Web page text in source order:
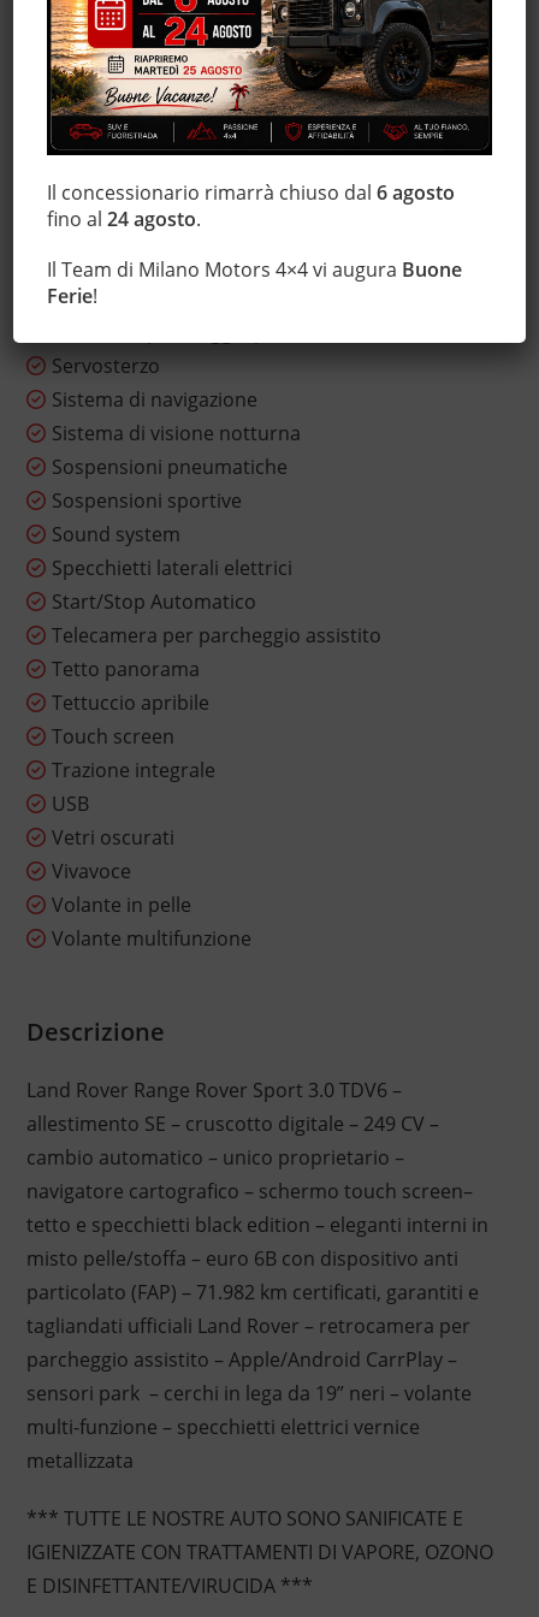
MP3
Park Distance Control
Regolazione elettrica sedili
Riscaldamento ausiliario
Schermo multifunzione interamente digitale
Sedile posteriore sdoppiato
Sensore di luce
Sensore di pioggia
Sensori di parcheggio anteriori
Servosterzo
Sistema di navigazione
Sistema di visione notturna
Sospensioni pneumatiche
Sospensioni sportive
Sound system
Specchietti laterali elettrici
Start/Stop Automatico
Telecamera per parcheggio assistito
Tetto panorama
Tettuccio apribile
Touch screen
Trazione integrale
USB
Vetri oscurati
Vivavoce
Volante in pelle
Volante multifunzione
Descrizione
Land Rover Range Rover Sport 3.0 TDV6 –
allestimento SE – cruscotto digitale – 249 CV –
cambio automatico – unico proprietario –
navigatore cartografico – schermo touch screen–
tetto e specchietti black edition – eleganti interni in
misto pelle/stoffa – euro 6B con dispositivo anti
particolato (FAP) – 71.982 km certificati, garantiti e
tagliandati ufficiali Land Rover – retrocamera per
parcheggio assistito – Apple/Android CarrPlay –
sensori park – cerchi in lega da 19” neri – volante
multi-funzione – specchietti elettrici vernice
metallizzata
*** TUTTE LE NOSTRE AUTO SONO SANIFICATE E
IGIENIZZATE CON TRATTAMENTI DI VAPORE, OZONO
E DISINFETTANTE/VIRUCIDA ***
Il concessionario rimarrà chiuso dal6 agosto
fino al24 agosto.
Il Team di Milano Motors 4×4 vi augura Buone
Ferie!